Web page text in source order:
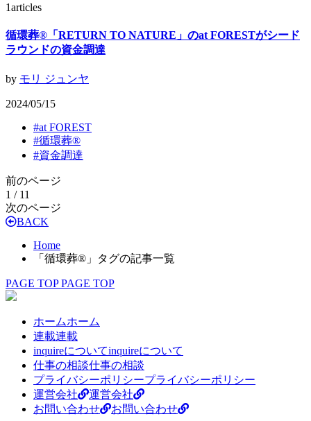
1articles
循環葬®︎「RETURN TO NATURE」のat FORESTがシード
ラウンドの資金調達
by モリ ジュンヤ
2024/05/15
#at FOREST
#循環葬®︎
#資金調達
前のページ
1 / 11
次のページ
BACK
Home
「循環葬®︎」タグの記事一覧
PAGE TOP PAGE TOP
ホームホーム
連載連載
inquireについてinquireについて
仕事の相談仕事の相談
プライバシーポリシープライバシーポリシー
運営会社
運営会社
お問い合わせ
お問い合わせ